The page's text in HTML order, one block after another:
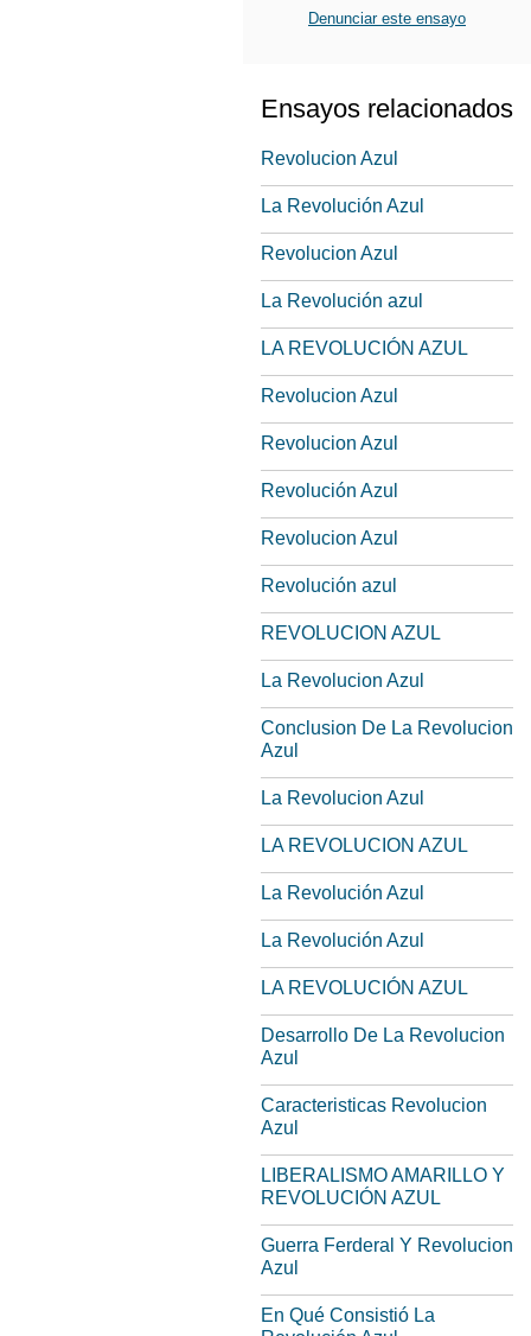
Denunciar este ensayo
Ensayos relacionados
Revolucion Azul
La Revolución Azul
Revolucion Azul
La Revolución azul
LA REVOLUCIÓN AZUL
Revolucion Azul
Revolucion Azul
Revolución Azul
Revolucion Azul
Revolución azul
REVOLUCION AZUL
La Revolucion Azul
Conclusion De La Revolucion
Azul
La Revolucion Azul
LA REVOLUCION AZUL
La Revolución Azul
La Revolución Azul
LA REVOLUCIÓN AZUL
Desarrollo De La Revolucion
Azul
Caracteristicas Revolucion
Azul
LIBERALISMO AMARILLO Y
REVOLUCIÓN AZUL
Guerra Ferderal Y Revolucion
Azul
En Qué Consistió La